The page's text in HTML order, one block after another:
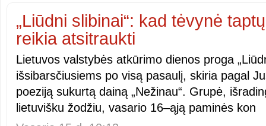
„Liūdni slibinai“: kad tėvynė
reikia atsitraukti
Lietuvos valstybės atkūrimo dienos proga
išsibarsčiusiems po visą pasaulį, skiria pagal
poeziją sukurtą dainą „Nežinau“. Grupė,
lietuvišku žodžiu, vasario 16–ąją paminės kon